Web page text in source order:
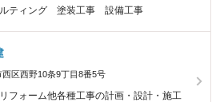
ルティング 塗装工事 設備工事
区西野10条9丁目8番5号
フォーム他各種工事の計画・設計・施工